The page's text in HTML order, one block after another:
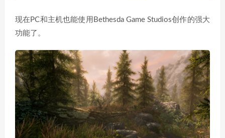
现在PC和主机也能使用Bethesda Game Studios创作的强大
功能了。